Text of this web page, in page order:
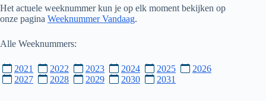
Het actuele weeknummer kun je op elk moment bekijken op
onze pagina Weeknummer Vandaag.
Alle Weeknummers:
2021 2022 2023 2024 2025
2026
2027
2028 2029 2030 2031